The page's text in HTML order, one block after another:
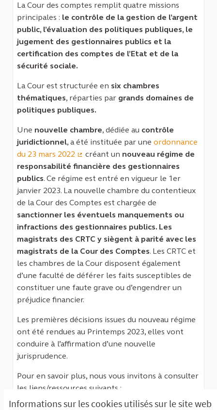
Informations sur les cookies utilisés sur le site web
La Cour des comptes remplit quatre missions
principales : le contrôle de la gestion de l’argent
public, l’évaluation des politiques publiques, le
jugement des gestionnaires publics et la
certification des comptes de l’Etat et de la
sécurité sociale.
La Cour est structurée en six chambres
thématiques, réparties par grands domaines de
politiques publiques.
Une nouvelle chambre, dédiée au contrôle
juridictionnel, a été instituée par une ordonnance
du 23 mars 2022
(Lien externe)
créant un nouveau régime de
responsabilité financière des gestionnaires
publics. Ce régime est entré en vigueur le 1er
janvier 2023. La nouvelle chambre du contentieux
de la Cour des Comptes est chargée de
sanctionner les éventuels manquements ou
infractions des gestionnaires publics. Les
magistrats des CRTC y siègent à parité avec les
magistrats de la Cour des Comptes. Les CRTC et
les chambres de la Cour disposent également
d’une faculté de déférer les faits susceptibles de
constituer une faute grave ou d’engendrer un
préjudice financier.
Les premières décisions issues du nouveau régime
ont été rendues au Printemps 2023, elles vont
conduire à l’affirmation d’une nouvelle
jurisprudence.
Pour en savoir plus, nous vous invitons à consulter
les liens/ressources suivants :
→ Lesmissions de la Cour